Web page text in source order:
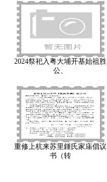
2024祭祀入粤大埔开基始祖胜
公、
重修上杭来苏里鍾氏家庙倡议
书（转